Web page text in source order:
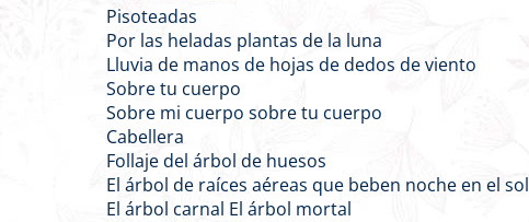
Pisoteadas
Por las heladas plantas de la luna
Lluvia de manos de hojas de dedos de viento
Sobre tu cuerpo
Sobre mi cuerpo sobre tu cuerpo
Cabellera
Follaje del árbol de huesos
El árbol de raíces aéreas que beben noche en el sol
El árbol carnal El árbol mortal